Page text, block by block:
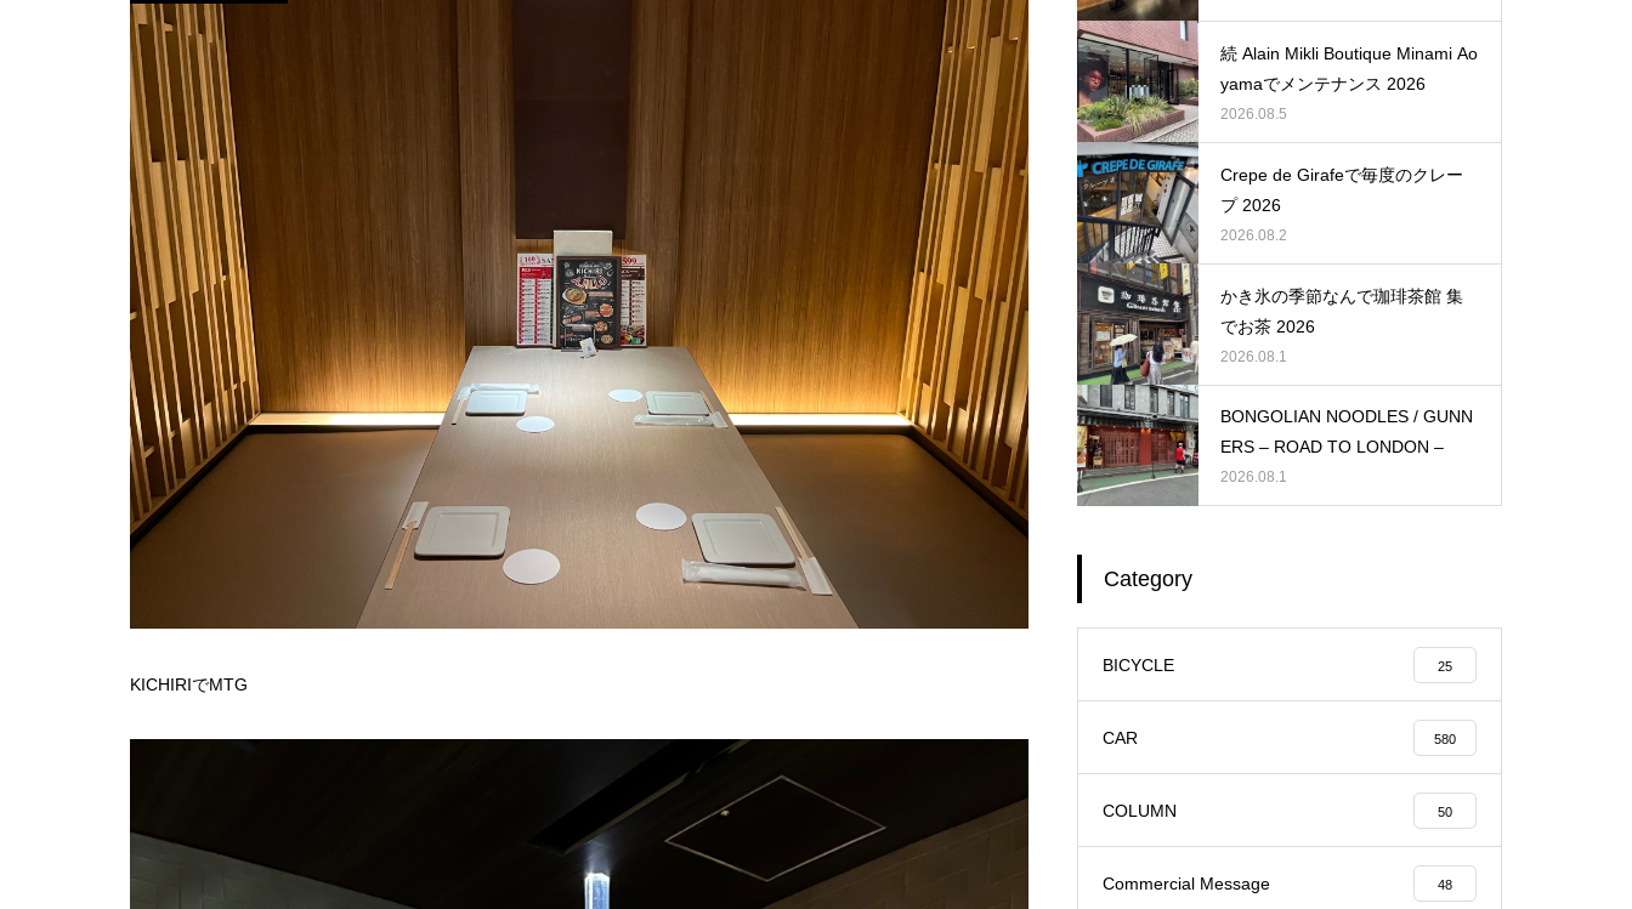
KICHIRIでMTG
続 Alain Mikli Boutique Minami Ao
yamaでメンテナンス 2026
2026.08.5
Crepe de Girafeで毎度のクレー
プ 2026
2026.08.2
かき氷の季節なんで珈琲茶館 集
でお茶 2026
2026.08.1
BONGOLIAN NOODLES / GUNN
ERS – ROAD TO LONDON –
2026.08.1
Category
BICYCLE 25
CAR 580
COLUMN 50
Commercial Message 48